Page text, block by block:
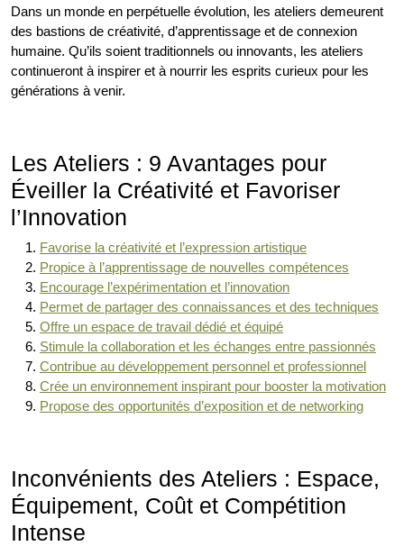
Dans un monde en perpétuelle évolution, les ateliers demeurent
des bastions de créativité, d’apprentissage et de connexion
humaine. Qu’ils soient traditionnels ou innovants, les ateliers
continueront à inspirer et à nourrir les esprits curieux pour les
générations à venir.
Les Ateliers : 9 Avantages pour
Éveiller la Créativité et Favoriser
l’Innovation
Favorise la créativité et l’expression artistique
Propice à l’apprentissage de nouvelles compétences
Encourage l’expérimentation et l’innovation
Permet de partager des connaissances et des techniques
Offre un espace de travail dédié et équipé
Stimule la collaboration et les échanges entre passionnés
Contribue au développement personnel et professionnel
Crée un environnement inspirant pour booster la motivation
Propose des opportunités d’exposition et de networking
Inconvénients des Ateliers : Espace,
Équipement, Coût et Compétition
Intense